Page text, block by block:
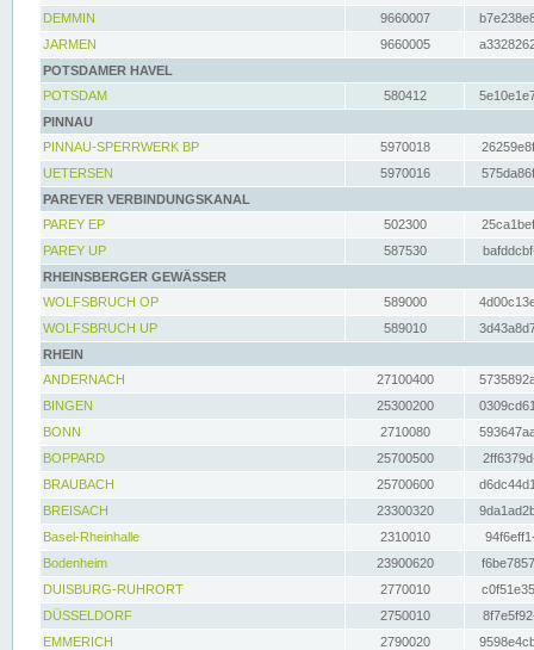
DEMMIN
9660007
JARMEN
9660005
POTSDAMER HAVEL
POTSDAM
580412
PINNAU
PINNAU-SPERRWERK BP
5970018
UETERSEN
5970016
PAREYER VERBINDUNGSKANAL
PAREY EP
502300
PAREY UP
587530
RHEINSBERGER GEWÄSSER
WOLFSBRUCH OP
589000
WOLFSBRUCH UP
589010
RHEIN
ANDERNACH
27100400
BINGEN
25300200
BONN
2710080
BOPPARD
25700500
BRAUBACH
25700600
BREISACH
23300320
Basel-Rheinhalle
2310010
Bodenheim
23900620
DUISBURG-RUHRORT
2770010
DÜSSELDORF
2750010
EMMERICH
2790020